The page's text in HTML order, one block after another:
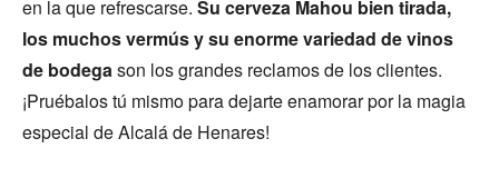
en la que refrescarse. Su cerveza Mahou bien tirada,
los muchos vermús y su enorme variedad de vinos
de bodegason los grandes reclamos de los clientes.
¡Pruébalos tú mismo para dejarte enamorar por la magia
especial de Alcalá de Henares!